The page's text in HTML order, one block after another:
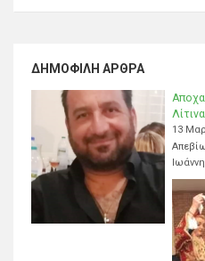
ΔΗΜΟΦΙΛΉ ΆΡΘΡΑ
Λίτινα
13